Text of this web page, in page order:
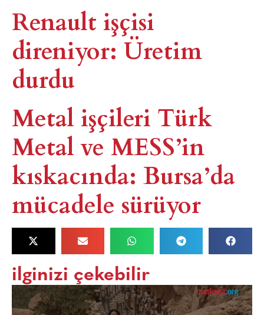
Renault işçisi
direniyor: Üretim
durdu
Metal işçileri Türk
Metal ve MESS’in
kıskacında: Bursa’da
mücadele sürüyor
ilginizi çekebilir